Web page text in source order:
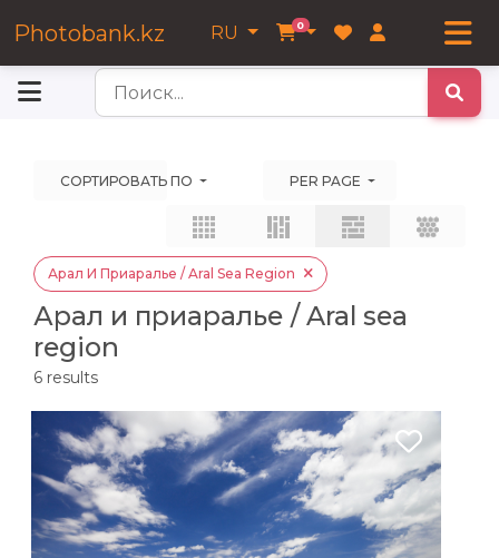
Photobank.kz RU 0
СОРТИРОВАТЬ ПО PER PAGE
Арал И Приаралье / Aral Sea Region
Арал и приаралье / Aral sea
region
6 results